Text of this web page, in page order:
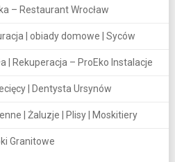
– Restaurant Wrocław
| obiady domowe | Syców
| Rekuperacja – ProEko Instalacje
| Dentysta Ursynów
| Żaluzje | Plisy | Moskitiery
Granitowe